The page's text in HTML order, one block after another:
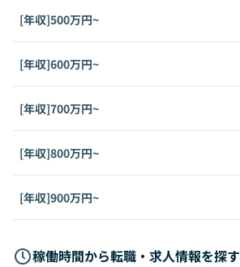
[年収]500万円~
[年収]600万円~
[年収]700万円~
[年収]800万円~
[年収]900万円~
稼働時間から転職・求人情報を探す